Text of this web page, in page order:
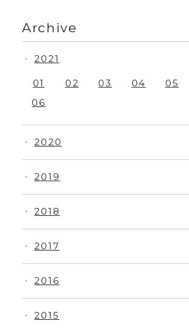
Archive
・ 2015
・ 2016
・ 2017
・ 2018
・ 2019
・ 2020
・ 2021
01 02 03 04
05
06